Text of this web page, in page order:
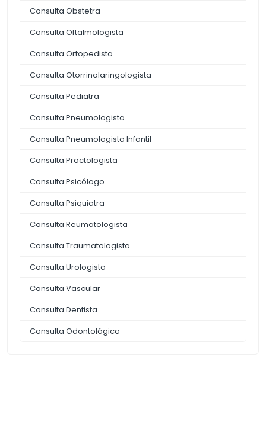
Consulta Obstetra
Consulta Oftalmologista
Consulta Ortopedista
Consulta Otorrinolaringologista
Consulta Pediatra
Consulta Pneumologista
Consulta Pneumologista Infantil
Consulta Proctologista
Consulta Psicólogo
Consulta Psiquiatra
Consulta Reumatologista
Consulta Traumatologista
Consulta Urologista
Consulta Vascular
Consulta Dentista
Consulta Odontológica